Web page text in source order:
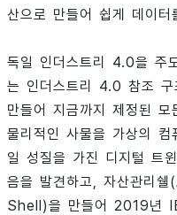
산으로 만들어 쉽게 데이
독일 인더스트리 4.0을 주
는 인더스트리 4.0 참조
만들어 지금까지 제정된
물리적인 사물을 가상의 컴
일 성질을 가진 디지털 트
음을 발견하고, 자산관리
Shell)을 만들어 2019년